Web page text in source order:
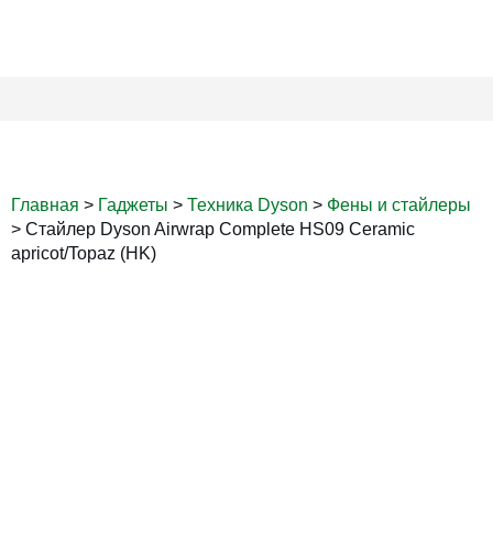
Главная > Гаджеты > Техника Dyson > Фены и стайлеры
> Стайлер Dyson Airwrap Complete HS09 Ceramic
apricot/Topaz (HK)